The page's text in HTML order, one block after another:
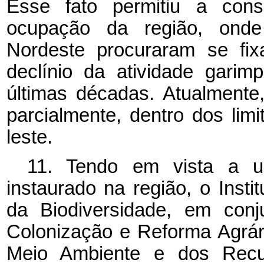
Esse fato permitiu a
ocupação da região,
Nordeste procuraram se
declínio da atividade
últimas décadas.
parcialmente, dentro dos
leste.
11. Tendo em vista a
instaurado na região, o
da Biodiversidade, em
Colonização e Reforma
Meio Ambiente e dos